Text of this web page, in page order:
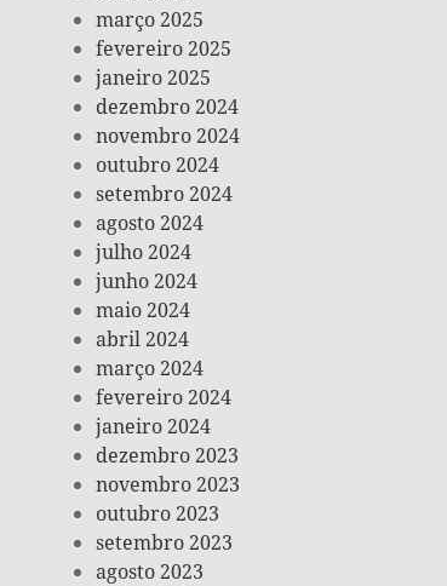
março 2025
fevereiro 2025
janeiro 2025
dezembro 2024
novembro 2024
outubro 2024
setembro 2024
agosto 2024
julho 2024
junho 2024
maio 2024
abril 2024
março 2024
fevereiro 2024
janeiro 2024
dezembro 2023
novembro 2023
outubro 2023
setembro 2023
agosto 2023